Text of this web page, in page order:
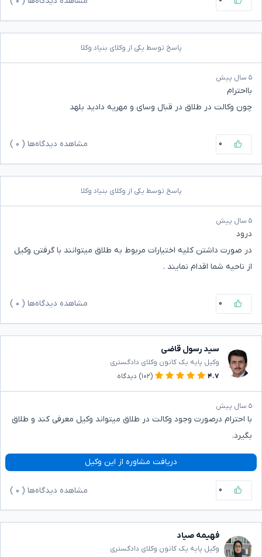
پاسخ توسط یکی از وکلای بنیاد وکلا
۵ سال پیش
بااحترام
چون وکالت در طلاق در قبال وسای و مهریه دادید بلهد
۰ مشاهده دیدگاه‌ها ( ۰
پاسخ توسط یکی از وکلای بنیاد وکلا
۵ سال پیش
درود
در صورت داشتن کلیه اختیارات مربوط به طلاق میتوانند با گرفتن وکیل
از ناحیه شما اقدام نمایند .
۰ مشاهده دیدگاه‌ها ( ۰
سید رسول قاضی
وکیل پایه یک کانون وکلای دادگستری
۴.۷
(۱۰۲) دیدگاه
۵ سال پیش
با احترام درصورت وجود وکالت در طلاق میتواند وکیل معرفی کند و طلاق
بگیرد.
دریافت مشاوره از این وکیل
۰ مشاهده دیدگاه‌ها ( ۰
فهیمه صیاد
وکیل پایه یک کانون وکلای دادگستری